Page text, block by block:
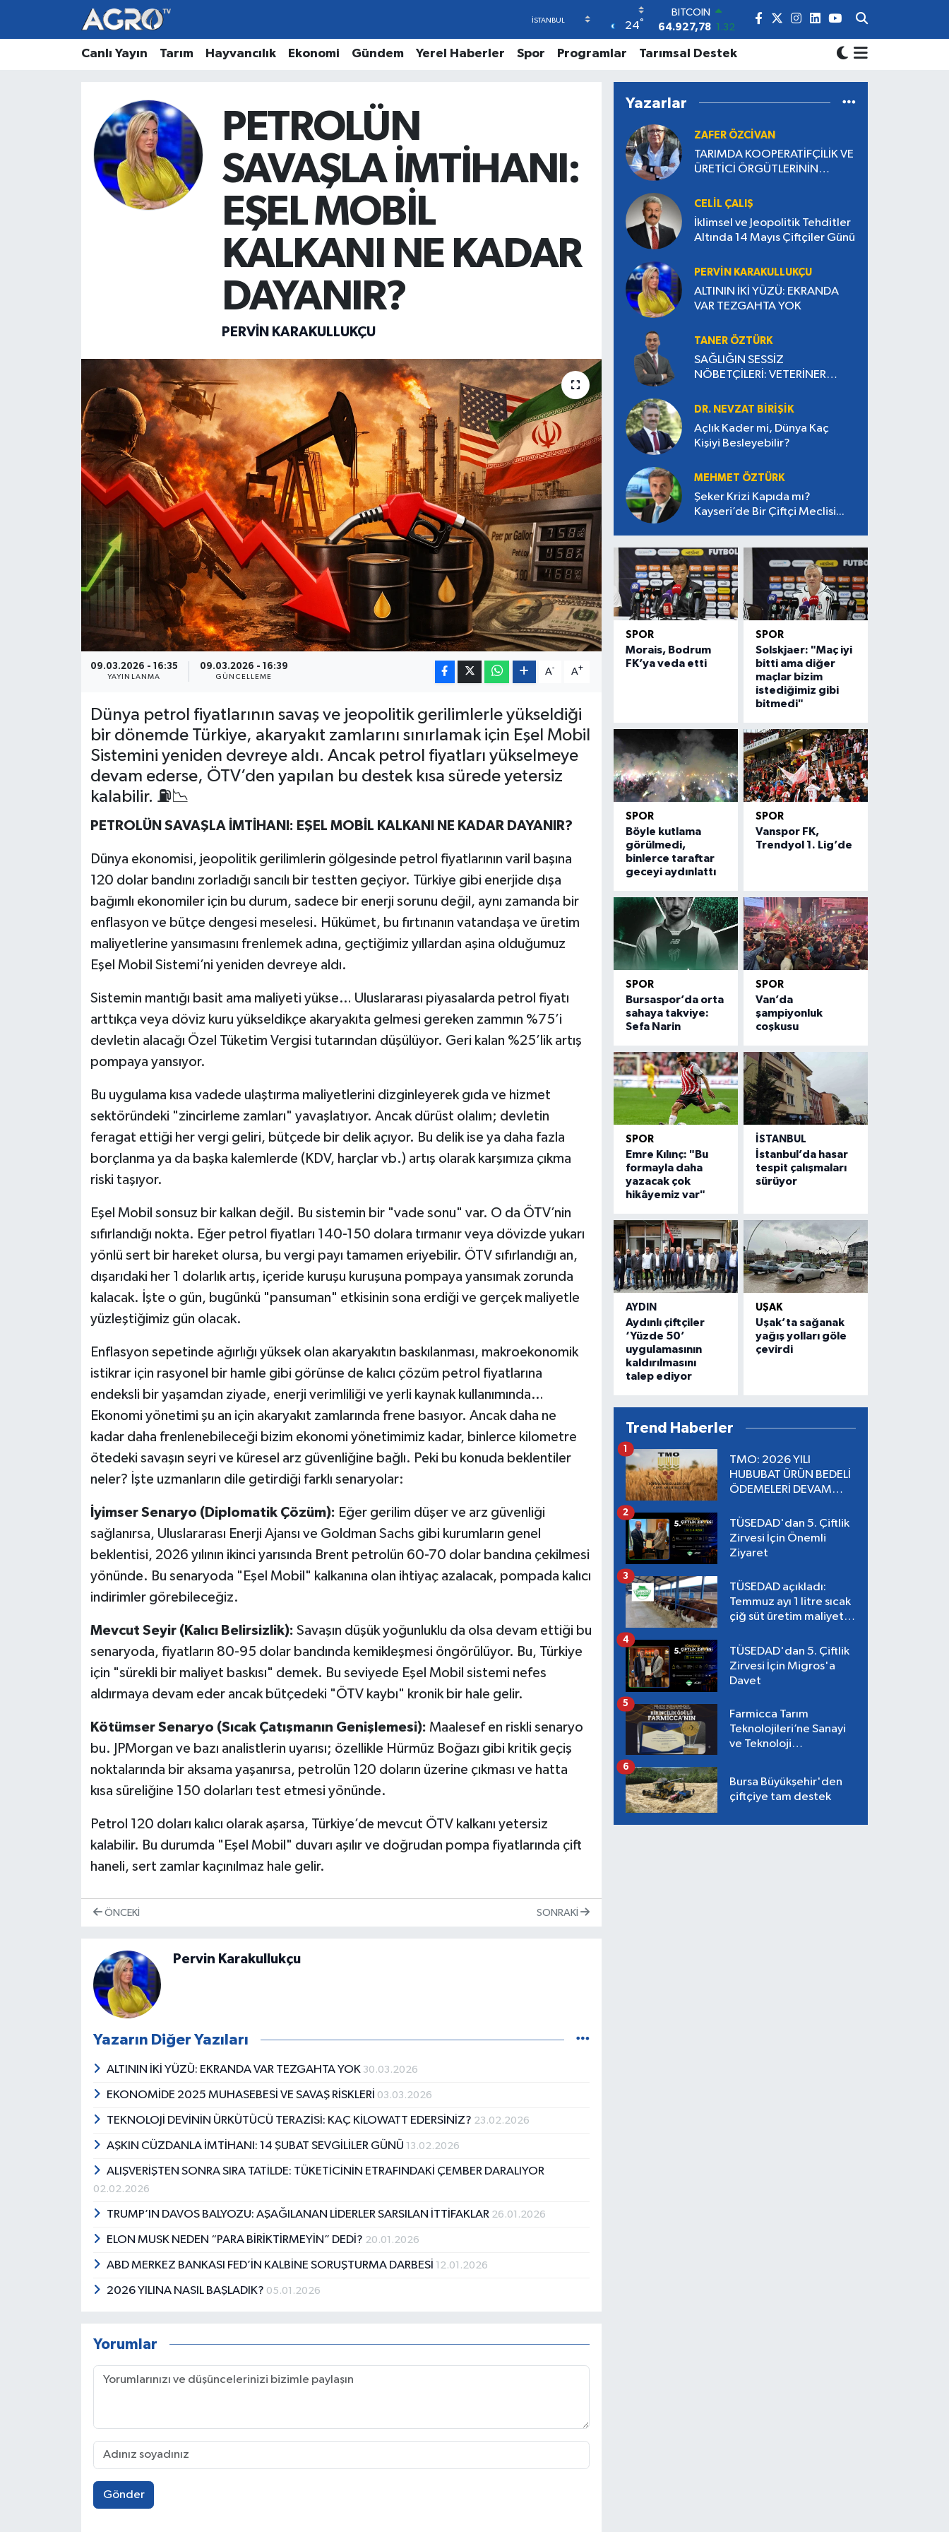
24°
DOLAR
47,5894 0.08
EURO
GRAM ALTIN
BİST100
13.703 11
Canlı Yayın Tarım Hayvancılık Ekonomi Gündem Yerel Haberler Spor Programlar Tarımsal Destek
PETROLÜN
SAVAŞLA İMTİHANI:
EŞEL MOBİL
KALKANI NE KADAR
DAYANIR?
PERVIN KARAKULLUKÇU
09.03.2026 - 16:35
YAYINLANMA
09.03.2026 - 16:39
GÜNCELLEME
A- A+
Dünya petrol fiyatlarının savaş ve jeopolitik gerilimlerle yükseldiği
bir dönemde Türkiye, akaryakıt zamlarını sınırlamak için Eşel Mobil
Sistemini yeniden devreye aldı. Ancak petrol fiyatları yükselmeye
devam ederse, ÖTV’den yapılan bu destek kısa sürede yetersiz
kalabilir. ⛽📉
PETROLÜN SAVAŞLA İMTİHANI: EŞEL MOBİL KALKANI NE KADAR DAYANIR?
Dünya ekonomisi, jeopolitik gerilimlerin gölgesinde petrol fiyatlarının varil başına
120 dolar bandını zorladığı sancılı bir testten geçiyor. Türkiye gibi enerjide dışa
bağımlı ekonomiler için bu durum, sadece bir enerji sorunu değil, aynı zamanda bir
enflasyon ve bütçe dengesi meselesi. Hükümet, bu fırtınanın vatandaşa ve üretim
maliyetlerine yansımasını frenlemek adına, geçtiğimiz yıllardan aşina olduğumuz
Eşel Mobil Sistemi’ni yeniden devreye aldı.
Sistemin mantığı basit ama maliyeti yükse… Uluslararası piyasalarda petrol fiyatı
arttıkça veya döviz kuru yükseldikçe akaryakıta gelmesi gereken zammın %75’i
devletin alacağı Özel Tüketim Vergisi tutarından düşülüyor. Geri kalan %25’lik artış
pompaya yansıyor.
Bu uygulama kısa vadede ulaştırma maliyetlerini dizginleyerek gıda ve hizmet
sektöründeki "zincirleme zamları" yavaşlatıyor. Ancak dürüst olalım; devletin
feragat ettiği her vergi geliri, bütçede bir delik açıyor. Bu delik ise ya daha fazla
borçlanma ya da başka kalemlerde (KDV, harçlar vb.) artış olarak karşımıza çıkma
riski taşıyor.
Eşel Mobil sonsuz bir kalkan değil. Bu sistemin bir "vade sonu" var. O da ÖTV’nin
sıfırlandığı nokta. Eğer petrol fiyatları 140-150 dolara tırmanır veya dövizde yukarı
yönlü sert bir hareket olursa, bu vergi payı tamamen eriyebilir. ÖTV sıfırlandığı an,
dışarıdaki her 1 dolarlık artış, içeride kuruşu kuruşuna pompaya yansımak zorunda
kalacak. İşte o gün, bugünkü "pansuman" etkisinin sona erdiği ve gerçek maliyetle
yüzleştiğimiz gün olacak.
Enflasyon sepetinde ağırlığı yüksek olan akaryakıtın baskılanması, makroekonomik
istikrar için rasyonel bir hamle gibi görünse de kalıcı çözüm petrol fiyatlarına
endeksli bir yaşamdan ziyade, enerji verimliliği ve yerli kaynak kullanımında…
Ekonomi yönetimi şu an için akaryakıt zamlarında frene basıyor. Ancak daha ne
kadar daha frenlenebileceği bizim ekonomi yönetimimiz kadar, binlerce kilometre
ötedeki savaşın seyri ve küresel arz güvenliğine bağlı. Peki bu konuda beklentiler
neler? İşte uzmanların dile getirdiği farklı senaryolar:
İyimser Senaryo (Diplomatik Çözüm): Eğer gerilim düşer ve arz güvenliği
sağlanırsa, Uluslararası Enerji Ajansı ve Goldman Sachs gibi kurumların genel
beklentisi, 2026 yılının ikinci yarısında Brent petrolün 60-70 dolar bandına çekilmesi
yönünde. Bu senaryoda "Eşel Mobil" kalkanına olan ihtiyaç azalacak, pompada kalıcı
indirimler görebileceğiz.
Mevcut Seyir (Kalıcı Belirsizlik): Savaşın düşük yoğunluklu da olsa devam ettiği bu
senaryoda, fiyatların 80-95 dolar bandında kemikleşmesi öngörülüyor. Bu, Türkiye
için "sürekli bir maliyet baskısı" demek. Bu seviyede Eşel Mobil sistemi nefes
aldırmaya devam eder ancak bütçedeki "ÖTV kaybı" kronik bir hale gelir.
Kötümser Senaryo (Sıcak Çatışmanın Genişlemesi): Maalesef en riskli senaryo
bu. JPMorgan ve bazı analistlerin uyarısı; özellikle Hürmüz Boğazı gibi kritik geçiş
noktalarında bir aksama yaşanırsa, petrolün 120 doların üzerine çıkması ve hatta
kısa süreliğine 150 dolarları test etmesi yönünde.
Petrol 120 doları kalıcı olarak aşarsa, Türkiye’de mevcut ÖTV kalkanı yetersiz
kalabilir. Bu durumda "Eşel Mobil" duvarı aşılır ve doğrudan pompa fiyatlarında çift
haneli, sert zamlar kaçınılmaz hale gelir.
ÖNCEKI SONRAKI
Pervin Karakullukçu
Yazarın Diğer Yazıları
ALTININ İKİ YÜZÜ: EKRANDA VAR TEZGAHTA YOK 30.03.2026
EKONOMİDE 2025 MUHASEBESİ VE SAVAŞ RİSKLERİ 03.03.2026
TEKNOLOJİ DEVİNİN ÜRKÜTÜCÜ TERAZİSİ: KAÇ KİLOWATT EDERSİNİZ? 23.02.2026
AŞKIN CÜZDANLA İMTİHANI: 14 ŞUBAT SEVGİLİLER GÜNÜ 13.02.2026
ALIŞVERİŞTEN SONRA SIRA TATİLDE: TÜKETİCİNİN ETRAFINDAKİ ÇEMBER DARALIYOR
02.02.2026
TRUMP’IN DAVOS BALYOZU: AŞAĞILANAN LİDERLER SARSILAN İTTİFAKLAR 26.01.2026
ELON MUSK NEDEN “PARA BİRİKTİRMEYİN” DEDİ? 20.01.2026
ABD MERKEZ BANKASI FED’İN KALBİNE SORUŞTURMA DARBESİ 12.01.2026
2026 YILINA NASIL BAŞLADIK? 05.01.2026
Yorumlar
Gönder
Yazarlar
ZAFER ÖZCİVAN
TARIMDA KOOPERATİFÇİLİK VE
ÜRETİCİ ÖRGÜTLERİNİN
CELIL ÇALIŞ
İklimsel ve Jeopolitik Tehditler
Altında 14 Mayıs Çiftçiler Günü
PERVIN KARAKULLUKÇU
ALTININ İKİ YÜZÜ: EKRANDA
VAR TEZGAHTA YOK
TANER ÖZTÜRK
SAĞLIĞIN SESSİZ
NÖBETÇİLERİ: VETERİNER
DR. NEVZAT BİRİŞİK
Açlık Kader mi, Dünya Kaç
Kişiyi Besleyebilir?
MEHMET ÖZTÜRK
Şeker Krizi Kapıda mı?
Kayseri’de Bir Çiftçi Meclisi...
SPOR
Morais, Bodrum
FK’ya veda etti
SPOR
Solskjaer: "Maç iyi
bitti ama diğer
maçlar bizim
istediğimiz gibi
bitmedi"
SPOR
Böyle kutlama
görülmedi,
binlerce taraftar
geceyi aydınlattı
SPOR
Vanspor FK,
Trendyol 1. Lig’de
SPOR
Bursaspor’da orta
sahaya takviye:
Sefa Narin
SPOR
Van’da
şampiyonluk
coşkusu
SPOR
Emre Kılınç: "Bu
formayla daha
yazacak çok
hikâyemiz var"
İSTANBUL
İstanbul’da hasar
tespit çalışmaları
sürüyor
AYDIN
Aydınlı çiftçiler
‘Yüzde 50’
uygulamasının
kaldırılmasını
talep ediyor
UŞAK
Uşak’ta sağanak
yağış yolları göle
çevirdi
Trend Haberler
TMO: 2026 YILI
HUBUBAT ÜRÜN BEDELİ
ÖDEMELERİ DEVAM
1
TÜSEDAD'dan 5. Çiftlik
Zirvesi İçin Önemli
Ziyaret
2
TÜSEDAD açıkladı:
Temmuz ayı 1 litre sıcak
çiğ süt üretim maliyeti
3
TÜSEDAD'dan 5. Çiftlik
Zirvesi İçin Migros'a
Davet
4
Farmicca Tarım
Teknolojileri’ne Sanayi
ve Teknoloji
5
Bursa Büyükşehir'den
çiftçiye tam destek
6
Hava Durumu
Süper Lig Puan Durumu ve Fikstür
Tüm Manşetler
Son Dakika Haberleri